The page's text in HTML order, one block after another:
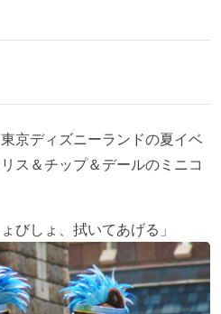
京ディズニーランドの夏イベ
ス＆チップ＆デールのミニコ
びしょ、拭いてあげる」